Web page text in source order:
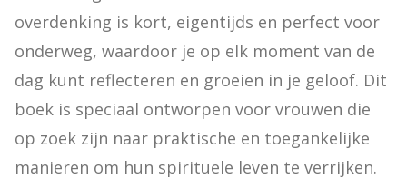
overdenking is kort, eigentijds en perfect voor
onderweg, waardoor je op elk moment van de
dag kunt reflecteren en groeien in je geloof. Dit
boek is speciaal ontworpen voor vrouwen die
op zoek zijn naar praktische en toegankelijke
manieren om hun spirituele leven te verrijken.